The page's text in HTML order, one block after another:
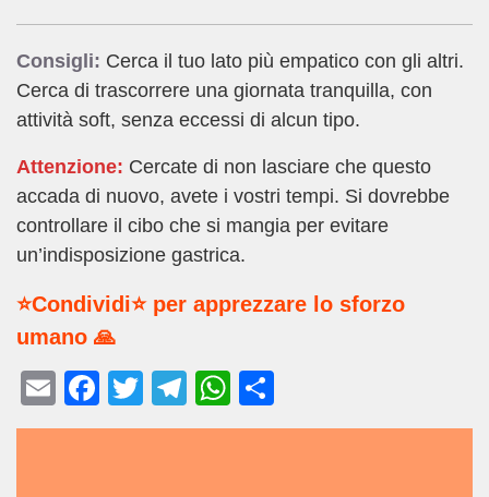
Consigli: Cerca il tuo lato più empatico con gli altri.
Cerca di trascorrere una giornata tranquilla, con
attività soft, senza eccessi di alcun tipo.
Attenzione: Cercate di non lasciare che questo
accada di nuovo, avete i vostri tempi. Si dovrebbe
controllare il cibo che si mangia per evitare
un’indisposizione gastrica.
⭐Condividi⭐ per apprezzare lo sforzo
umano 🙏
E
m
F
a
T
wi
T
el
W
h
o